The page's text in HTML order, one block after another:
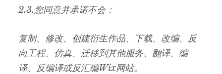
2.3.您同意并承诺不会：
复制、修改、创建衍生作品、下载、改编、反
向工程、仿真、迁移到其他服务、翻译、编
译、反编译或反汇编Wix网站。